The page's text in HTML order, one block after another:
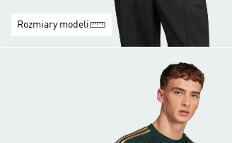
Rozmiary modeli